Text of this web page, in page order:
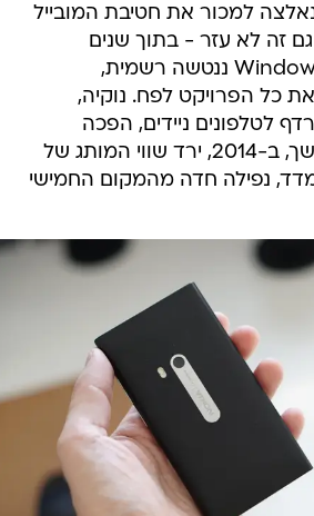
היא נאלצה למכור את חטיבת המובייל
זה לא עזר - בתוך שנים
ספורות, Windows Phone ננטשה רשמית,
כל הפרויקט לפח. נוקיה,
לטלפונים ניידים, הפכה
לזיכרון עמום. בהמשך, ב-2014, ירד שווי המותג של
למקום 98 במדד, נפילה חדה מהמקום החמישי